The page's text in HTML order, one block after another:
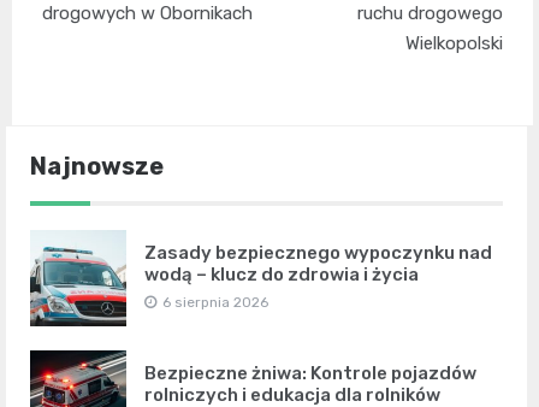
drogowych w Obornikach
ruchu drogowego
Wielkopolski
Najnowsze
Zasady bezpiecznego wypoczynku nad
wodą – klucz do zdrowia i życia
6 sierpnia 2026
Bezpieczne żniwa: Kontrole pojazdów
rolniczych i edukacja dla rolników